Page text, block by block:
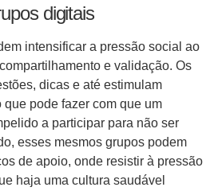
digitais
intensificar a pressão social ao
e validação. Os
dicas e até estimulam
pode fazer com que um
a participar para não ser
esses mesmos grupos podem
de apoio, onde resistir à pressão
haja uma cultura saudável